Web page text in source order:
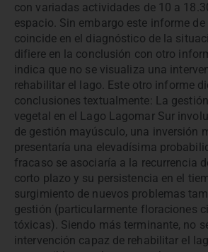
con variadas actividades de 10 a
espacio. Sin embargo este informe de
coincide en el diagnóstico de la
difiere en la conclusión con otro
indica que no se visualiza una
rehabilitar el lago. Este otro informe
conclusiones textualmente: La
vegetal en el Lago Lagomar Sur
de gestión mayúsculo, una inversión
presentaría una elevadísima
fracaso se asociaría a la recurrencia
corto plazo y su persistencia en el
surgimiento de nuevos problemas
gestión (particularmente floraciones
tóxicas). Siendo más terminante, no
intervención capaz de rehabilitar el